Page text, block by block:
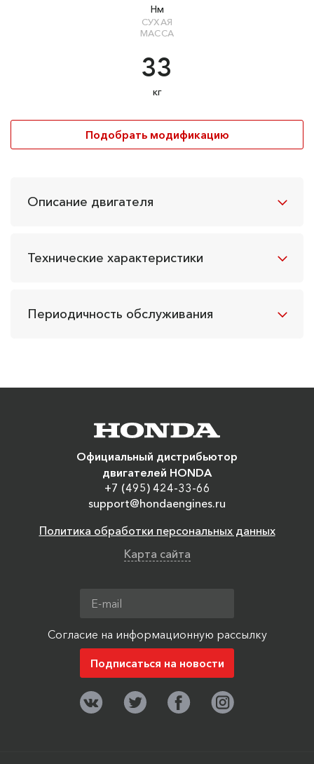
Нм
СУХАЯ
МАССА
33
кг
Подобрать модификацию
Описание двигателя
Технические характеристики
Периодичность обслуживания
Официальный дистрибьютор
двигателей HONDA
+7 (495) 424-33-66
support@hondaengines.ru
Политика обработки персональных данных
Карта сайта
Согласие на информационную рассылку